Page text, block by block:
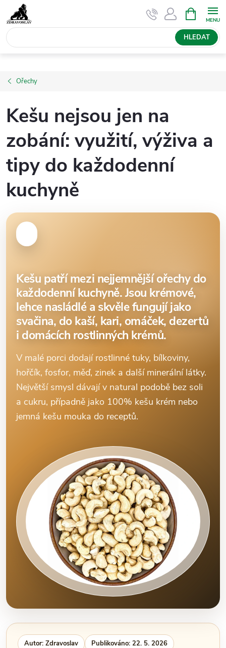
na
obsah
HLEDAT
NÁKUPNÍ
KOŠÍK
Ořechy
Kešu nejsou jen na
zobání: využití, výživa a
tipy do každodenní
kuchyně
Kešu patří mezi nejjemnější ořechy do
každodenní kuchyně. Jsou krémové,
lehce nasládlé a skvěle fungují jako
svačina, do kaší, kari, omáček, dezertů
i domácích rostlinných krémů.
V malé porci dodají rostlinné tuky, bílkoviny,
hořčík, fosfor, měď, zinek a další minerální látky.
Největší smysl dávají v natural podobě bez soli
a cukru, případně jako 100% kešu krém nebo
jemná kešu mouka do receptů.
Autor: Zdravoslav Publikováno: 22. 5. 2026